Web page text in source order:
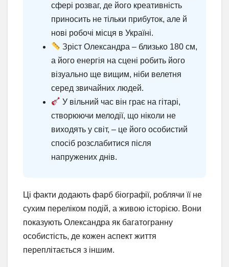
сфері розваг, де його креативність
приносить не тільки прибуток, але й
нові робочі місця в Україні.
Зріст Олександра – близько 180 см,
а його енергія на сцені робить його
візуально ще вищим, ніби велетня
серед звичайних людей.
У вільний час він грає на гітарі,
створюючи мелодії, що ніколи не
виходять у світ, – це його особистий
спосіб розслабитися після
напружених днів.
Ці факти додають фарб біографії, роблячи її не
сухим переліком подій, а живою історією. Вони
показують Олександра як багатогранну
особистість, де кожен аспект життя
переплітається з іншим.